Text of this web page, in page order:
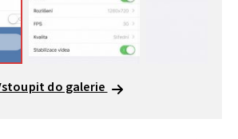
do galerie